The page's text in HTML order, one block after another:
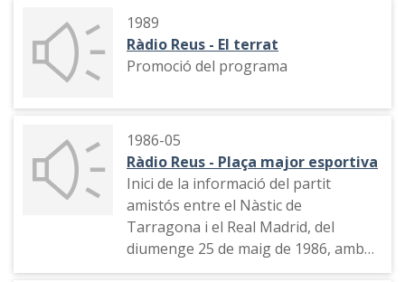
Buenafuente, cançó de Palomino.
Careta del programa, presentació i
equip. Indicatiu, diàleg de l'equip
Shrek (Sílvia Abril) i en Pixador
(Andreu Buenafuente), cançó de
Palomino i comiat
1989
Ràdio Reus - El terrat
Promoció del programa
1986-05
Ràdio Reus - Plaça major esportiva
Inici de la informació del partit
amistós entre el Nàstic de
Tarragona i el Real Madrid, del
diumenge 25 de maig de 1986, amb
motiu del centenari del Club Gimàstic